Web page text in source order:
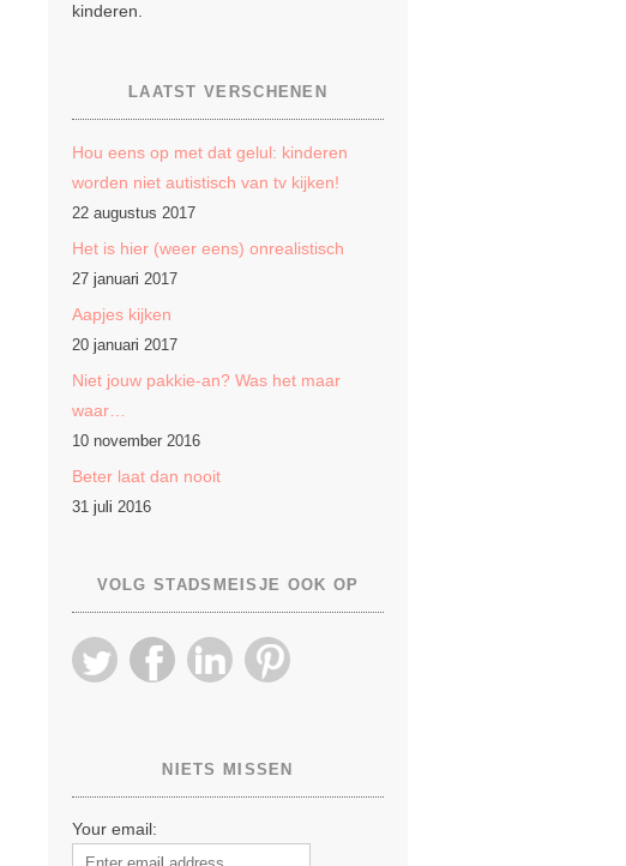
kinderen.
LAATST VERSCHENEN
Hou eens op met dat gelul: kinderen
worden niet autistisch van tv kijken!
22 augustus 2017
Het is hier (weer eens) onrealistisch
27 januari 2017
Aapjes kijken
20 januari 2017
Niet jouw pakkie-an? Was het maar
waar…
10 november 2016
Beter laat dan nooit
31 juli 2016
VOLG STADSMEISJE OOK OP
NIETS MISSEN
Your email: